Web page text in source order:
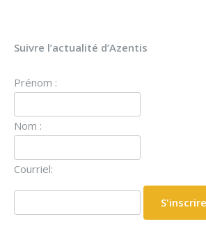
Suivre l’actualité d’Azentis
Prénom :
Nom :
Courriel: